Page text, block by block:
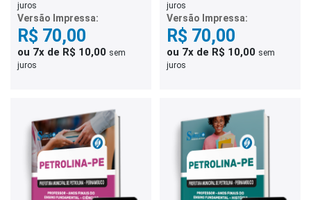
juros
Versão Impressa:
R$ 70,00
ou 7x de R$ 10,00 sem
juros
juros
Versão Impressa:
R$ 70,00
ou 7x de R$ 10,00 sem
juros